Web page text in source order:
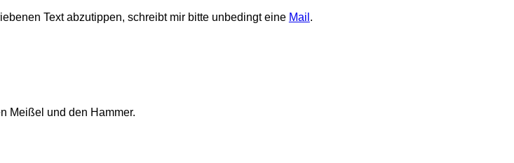
Text abzutippen, schreibt mir bitte unbedingt eine Mail .
Meißel und den Hammer.